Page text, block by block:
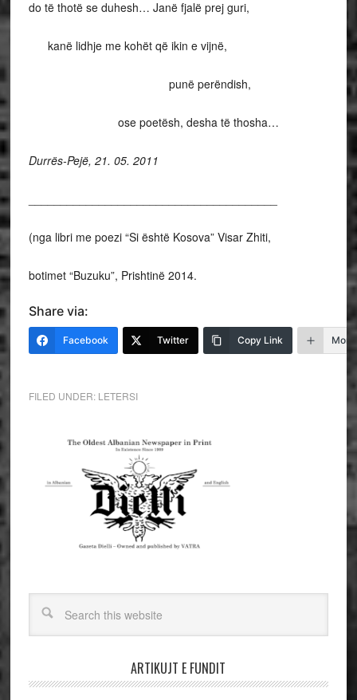
do të thotë se duhesh… Janë fjalë prej guri,
kanë lidhje me kohët që ikin e vijnë,
punë perëndish,
ose poetësh, desha të thosha…
Durrës-Pejë, 21. 05. 2011
(nga libri me poezi “Si është Kosova” Visar Zhiti,
botimet “Buzuku”, Prishtinë 2014.
Share via:
Facebook Twitter Copy Link More
FILED UNDER: LETERSI
ARTIKUJT E FUNDIT